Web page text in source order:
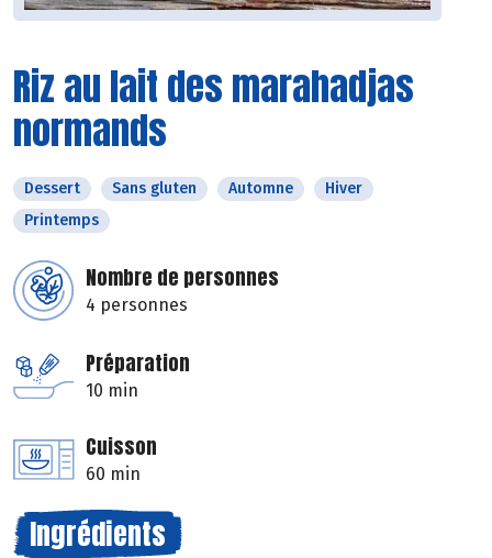
Riz au lait des marahadjas
normands
Dessert Sans gluten Automne
Hiver
Printemps
Nombre de personnes
4 personnes
Préparation
10 min
Cuisson
60 min
Ingrédients